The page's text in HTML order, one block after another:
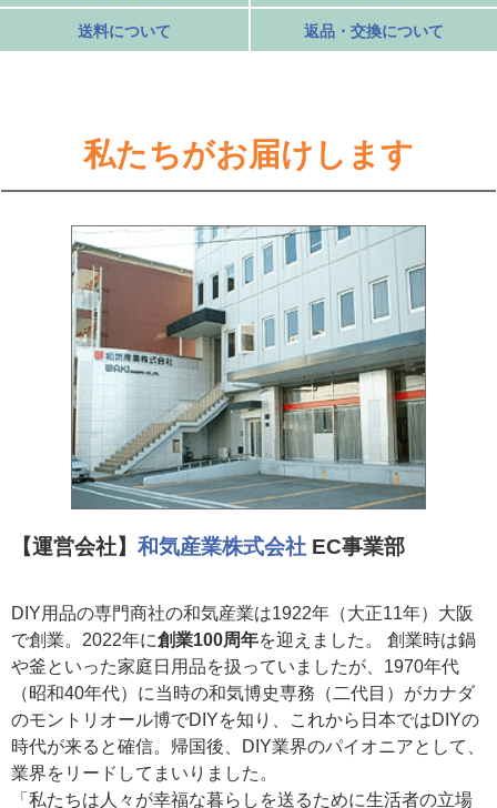
送料について 返品・交換について
私たちがお届けします
【運営会社】 和気産業株式会社 EC事業部
DIY用品の専門商社の和気産業は1922年（大正11年）大阪
で創業。2022年に創業100周年を迎えました。 創業時は鍋
や釜といった家庭日用品を扱っていましたが、1970年代
（昭和40年代）に当時の和気博史専務（二代目）がカナダ
のモントリオール博でDIYを知り、これから日本ではDIYの
時代が来ると確信。帰国後、DIY業界のパイオニアとして、
業界をリードしてまいりました。
「私たちは人々が幸福な暮らしを送るために生活者の立場